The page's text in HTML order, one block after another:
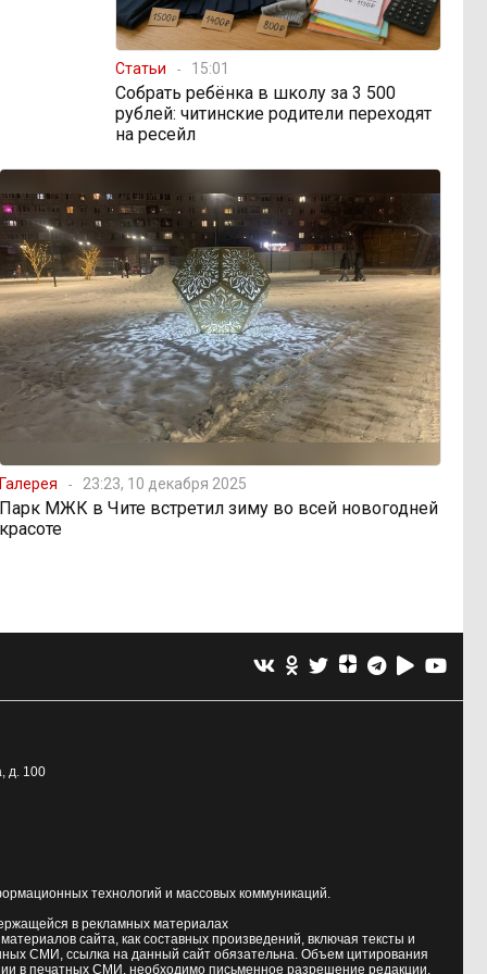
Статьи 15:01
Собрать ребёнка в школу за 3 500
рублей: читинские родители переходят
на ресейл
Галерея 23:23, 10 декабря 2025
Парк МЖК в Чите встретил зиму во всей новогодней
красоте
д. 100
технологий и массовых коммуникаций.
в рекламных материалах
сайта, как составных произведений, включая тексты и
СМИ, ссылка на данный сайт обязательна. Объем цитирования
в печатных СМИ, необходимо письменное разрешение редакции.